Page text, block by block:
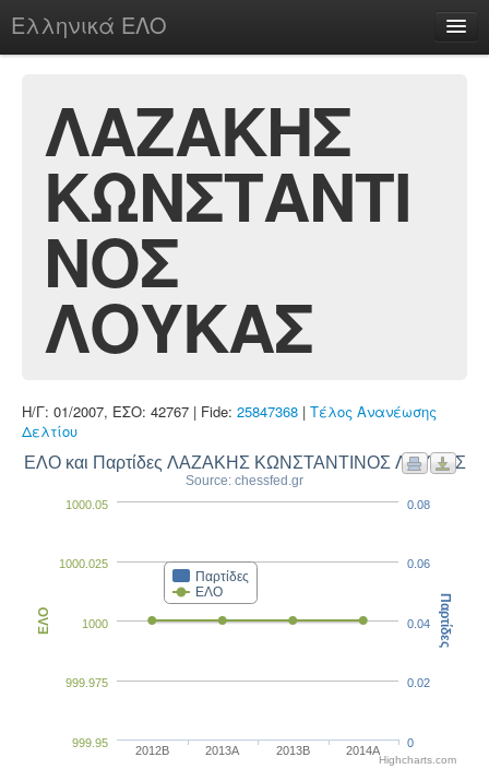
Ελληνικά ΕΛΟ
chesstu.be @ discord
Login
ΛΑΖΑΚΗΣ
ΚΩΝΣΤΑΝΤΙ
ΝΟΣ
ΛΟΥΚΑΣ
Η/Γ: 01/2007, ΕΣΟ: 42767 | Fide: 25847368 | Τέλος Ανανέωσης
Δελτίου
ΕΛΟ και Παρτίδες ΛΑΖΑΚΗΣ ΚΩΝΣΤΑΝΤΙΝΟΣ ΛΟΥΚΑΣ
Source: chessfed.gr
Παρτίδες
ΕΛΟ
2012B 2013A 2013B 2014A
999.95
999.975
1000
1000.025
1000.05
ΕΛΟ
0
0.02
0.04
0.06
0.08
Παρτίδες
Highcharts.com